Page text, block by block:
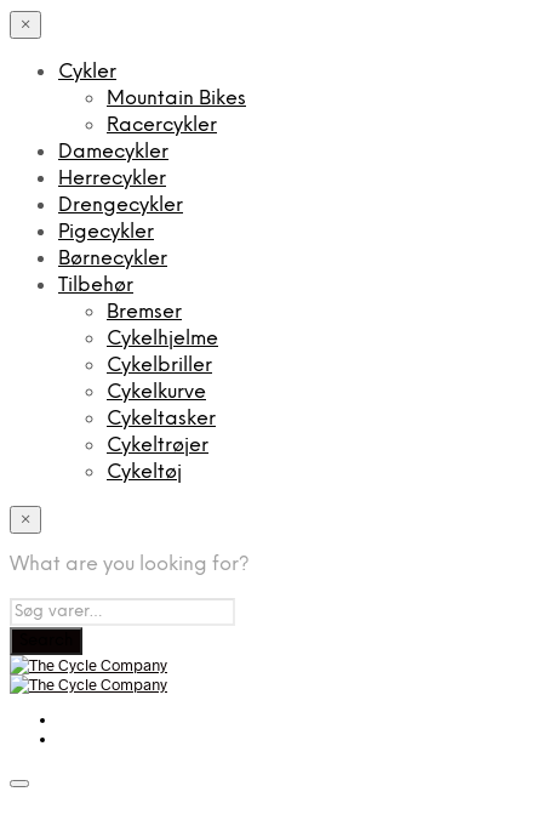
×
Cykler
Mountain Bikes
Racercykler
Damecykler
Herrecykler
Drengecykler
Pigecykler
Børnecykler
Tilbehør
Bremser
Cykelhjelme
Cykelbriller
Cykelkurve
Cykeltasker
Cykeltrøjer
Cykeltøj
×
What are you looking for?